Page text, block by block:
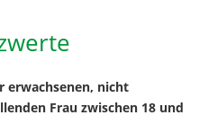
erwachsenen, nicht
Frau zwischen 18 und